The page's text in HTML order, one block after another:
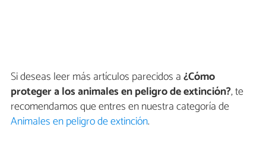
Si deseas leer más artículos parecidos a¿Cómo
proteger a los animales en peligro de extinción?, te
recomendamos que entres en nuestra categoría de
Animales en peligro de extinción.